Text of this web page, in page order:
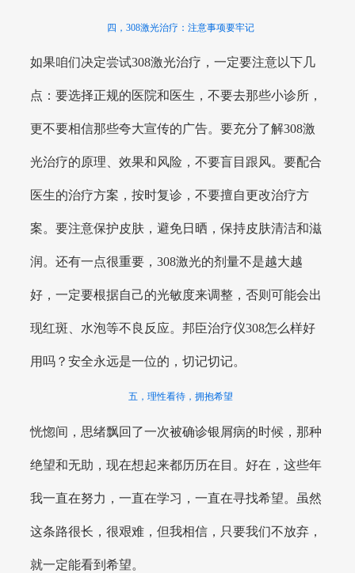
四，308激光治疗：注意事项要牢记
如果咱们决定尝试308激光治疗，一定要注意以下几
点：要选择正规的医院和医生，不要去那些小诊所，
更不要相信那些夸大宣传的广告。要充分了解308激
光治疗的原理、效果和风险，不要盲目跟风。要配合
医生的治疗方案，按时复诊，不要擅自更改治疗方
案。要注意保护皮肤，避免日晒，保持皮肤清洁和滋
润。还有一点很重要，308激光的剂量不是越大越
好，一定要根据自己的光敏度来调整，否则可能会出
现红斑、水泡等不良反应。邦臣治疗仪308怎么样好
用吗？安全永远是一位的，切记切记。
五，理性看待，拥抱希望
恍惚间，思绪飘回了一次被确诊银屑病的时候，那种
绝望和无助，现在想起来都历历在目。好在，这些年
我一直在努力，一直在学习，一直在寻找希望。虽然
这条路很长，很艰难，但我相信，只要我们不放弃，
就一定能看到希望。